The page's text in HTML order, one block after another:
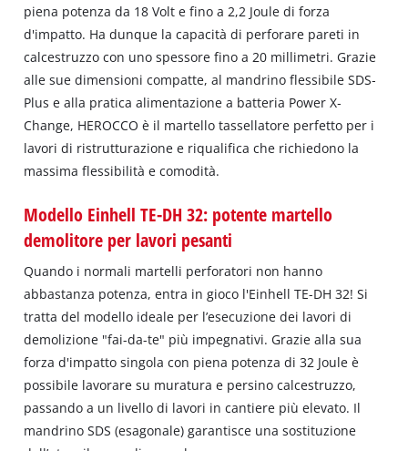
piena potenza da 18 Volt e fino a 2,2 Joule di forza
d'impatto. Ha dunque la capacità di perforare pareti in
calcestruzzo con uno spessore fino a 20 millimetri. Grazie
alle sue dimensioni compatte, al mandrino flessibile SDS‐
Plus e alla pratica alimentazione a batteria Power X‐
Change, HEROCCO è il martello tassellatore perfetto per i
lavori di ristrutturazione e riqualifica che richiedono la
massima flessibilità e comodità.
Modello Einhell TE-DH 32: potente martello
demolitore per lavori pesanti
Quando i normali martelli perforatori non hanno
abbastanza potenza, entra in gioco l'Einhell TE-DH 32! Si
tratta del modello ideale per l’esecuzione dei lavori di
demolizione "fai-da-te" più impegnativi. Grazie alla sua
forza d'impatto singola con piena potenza di 32 Joule è
possibile lavorare su muratura e persino calcestruzzo,
passando a un livello di lavori in cantiere più elevato. Il
mandrino SDS (esagonale) garantisce una sostituzione